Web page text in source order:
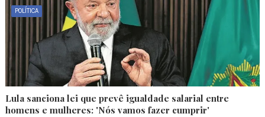
POLÍTICA
Lula sanciona lei que prevê igualdade salarial entre
homens e mulheres: 'Nós vamos fazer cumprir'